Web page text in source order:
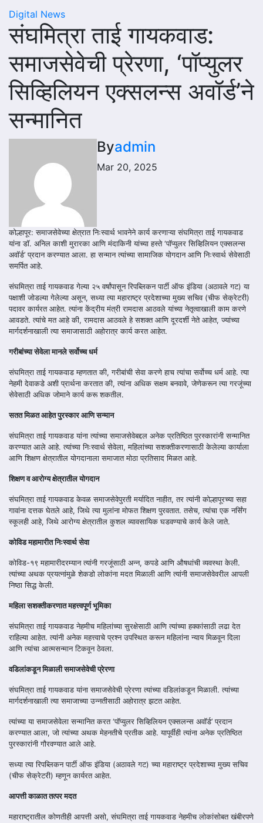
Digital News
संघमित्रा ताई गायकवाड:
समाजसेवेची प्रेरणा, ‘पॉप्युलर
सिव्हिलियन एक्सलन्स अवॉर्ड’ने
सन्मानित
Byadmin
Mar 20, 2025
कोल्हापूर: समाजसेवेच्या क्षेत्रात निःस्वार्थ भावनेने कार्य करणाऱ्या संघमित्रा ताई गायकवाड
यांना डॉ. अनिल काशी मुरारका आणि मंदाकिनी यांच्या हस्ते ‘पॉप्युलर सिव्हिलियन एक्सलन्स
अवॉर्ड’ प्रदान करण्यात आला. हा सन्मान त्यांच्या सामाजिक योगदान आणि निःस्वार्थ सेवेसाठी
समर्पित आहे.
संघमित्रा ताई गायकवाड गेल्या २५ वर्षांपासून रिपब्लिकन पार्टी ऑफ इंडिया (अठावले गट) या
पक्षाशी जोडल्या गेलेल्या असून, सध्या त्या महाराष्ट्र प्रदेशाच्या मुख्य सचिव (चीफ सेक्रेटरी)
पदावर कार्यरत आहेत. त्यांना केंद्रीय मंत्री रामदास आठवले यांच्या नेतृत्वाखाली काम करणे
आवडते. त्यांचे मत आहे की, रामदास आठवले हे सशक्त आणि दूरदर्शी नेते आहेत, ज्यांच्या
मार्गदर्शनाखाली त्या समाजासाठी अहोरात्र कार्य करत आहेत.
गरीबांच्या सेवेला मानले सर्वोच्च धर्म
संघमित्रा ताई गायकवाड म्हणतात की, गरीबांची सेवा करणे हाच त्यांचा सर्वोच्च धर्म आहे. त्या
नेहमी देवाकडे अशी प्रार्थना करतात की, त्यांना अधिक सक्षम बनवावे, जेणेकरून त्या गरजूंच्या
सेवेसाठी अधिक जोमाने कार्य करू शकतील.
सतत मिळत आहेत पुरस्कार आणि सन्मान
संघमित्रा ताई गायकवाड यांना त्यांच्या समाजसेवेबद्दल अनेक प्रतिष्ठित पुरस्कारांनी सन्मानित
करण्यात आले आहे. त्यांच्या निःस्वार्थ सेवेला, महिलांच्या सशक्तीकरणासाठी केलेल्या कार्याला
आणि शिक्षण क्षेत्रातील योगदानाला समाजात मोठा प्रतिसाद मिळत आहे.
शिक्षण व आरोग्य क्षेत्रातील योगदान
संघमित्रा ताई गायकवाड केवळ समाजसेवेपुरती मर्यादित नाहीत, तर त्यांनी कोल्हापूरच्या सहा
गावांना दत्तक घेतले आहे, जिथे त्या मुलांना मोफत शिक्षण पुरवतात. तसेच, त्यांचा एक नर्सिंग
स्कूलही आहे, जिथे आरोग्य क्षेत्रातील कुशल व्यावसायिक घडवण्याचे कार्य केले जाते.
कोविड महामारीत निःस्वार्थ सेवा
कोविड-१९ महामारीदरम्यान त्यांनी गरजूंसाठी अन्न, कपडे आणि औषधांची व्यवस्था केली.
त्यांच्या अथक प्रयत्नांमुळे शेकडो लोकांना मदत मिळाली आणि त्यांनी समाजसेवेवरील आपली
निष्ठा सिद्ध केली.
महिला सशक्तीकरणात महत्त्वपूर्ण भूमिका
संघमित्रा ताई गायकवाड नेहमीच महिलांच्या सुरक्षेसाठी आणि त्यांच्या हक्कांसाठी लढा देत
राहिल्या आहेत. त्यांनी अनेक महत्त्वाचे प्रश्न उपस्थित करून महिलांना न्याय मिळवून दिला
आणि त्यांचा आत्मसन्मान टिकवून ठेवला.
वडिलांकडून मिळाली समाजसेवेची प्रेरणा
संघमित्रा ताई गायकवाड यांना समाजसेवेची प्रेरणा त्यांच्या वडिलांकडून मिळाली. त्यांच्या
मार्गदर्शनाखाली त्या समाजाच्या उन्नतीसाठी अहोरात्र झटत आहेत.
त्यांच्या या समाजसेवेला सन्मानित करत ‘पॉप्युलर सिव्हिलियन एक्सलन्स अवॉर्ड’ प्रदान
करण्यात आला, जो त्यांच्या अथक मेहनतीचे प्रतीक आहे. यापूर्वीही त्यांना अनेक प्रतिष्ठित
पुरस्कारांनी गौरवण्यात आले आहे.
सध्या त्या रिपब्लिकन पार्टी ऑफ इंडिया (अठावले गट) च्या महाराष्ट्र प्रदेशाच्या मुख्य सचिव
(चीफ सेक्रेटरी) म्हणून कार्यरत आहेत.
आपत्ती काळात तत्पर मदत
महाराष्ट्रातील कोणतीही आपत्ती असो, संघमित्रा ताई गायकवाड नेहमीच लोकांसोबत खंबीरपणे